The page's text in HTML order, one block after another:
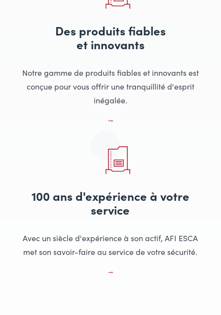
Des produits fiables
et innovants
Notre gamme de produits fiables et innovants est
conçue pour vous offrir une tranquillité d'esprit
inégalée.
100 ans d'expérience à votre
service
Avec un siècle d'expérience à son actif, AFI ESCA
met son savoir-faire au service de votre sécurité.